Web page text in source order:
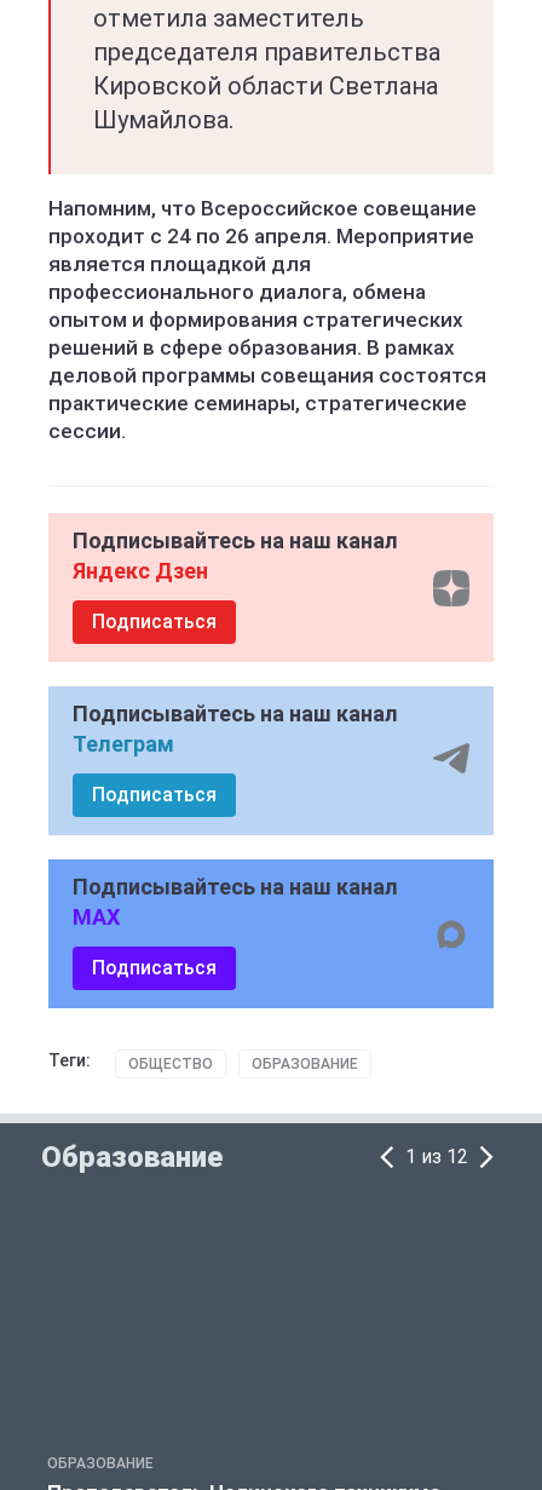
отметила заместитель
председателя правительства
Кировской области Светлана
Шумайлова.
Напомним, что Всероссийское совещание
проходит с 24 по 26 апреля. Мероприятие
является площадкой для
профессионального диалога, обмена
опытом и формирования стратегических
решений в сфере образования. В рамках
деловой программы совещания состоятся
практические семинары, стратегические
сессии.
Подписывайтесь на наш канал
Яндекс Дзен
Подписаться
Подписывайтесь на наш канал
Телеграм
Подписаться
Подписывайтесь на наш канал
MAX
Подписаться
Теги: ОБЩЕСТВО ОБРАЗОВАНИЕ
Образование 1 из 12
ОБРАЗОВАНИЕ